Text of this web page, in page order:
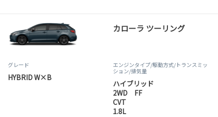
カローラ ツーリング
グレード
HYBRID W×B
エンジンタイプ/駆動方式/トランスミッ
ション/排気量
ハイブリッド
2WD FF
CVT
1.8L